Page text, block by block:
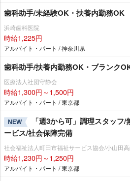
歯科助手/未経験OK・扶養内勤務OK
浜崎歯科医院
時給1,225円
アルバイト・パート / 神奈川県
歯科助手/扶養内勤務OK・ブランク
医療法人社団守静会
時給1,300円～1,500円
アルバイト・パート / 東京都
NEW
「週3から可」調理スタッフ
ービス/社会保障完備
社会福祉法人町田市福祉サービス協会/小山田
時給1,230円～1,250円
アルバイト・パート / 東京都